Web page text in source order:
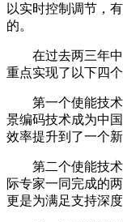
以实时控制调节，
的。
在过去两三年中
重点实现了以下四
第一个使能技术
景编码技术成为中
效率提升到了一个新
第二个使能技术
际专家一同完成的
更是为满足支持深